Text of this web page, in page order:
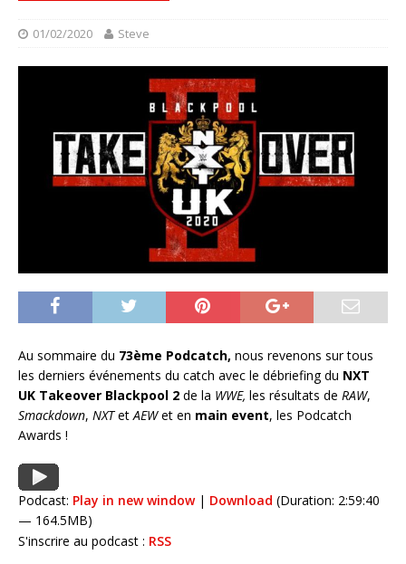
01/02/2020 Steve
Au sommaire du 73ème Podcatch, nous revenons sur tous
les derniers événements du catch avec le débriefing du NXT
UK Takeover Blackpool 2 de la WWE, les résultats de RAW,
Smackdown, NXTetAEWet en main event, les Podcatch
Awards !
Podcast: Play in new window| Download (Duration: 2:59:40
— 164.5MB)
S'inscrire au podcast : RSS